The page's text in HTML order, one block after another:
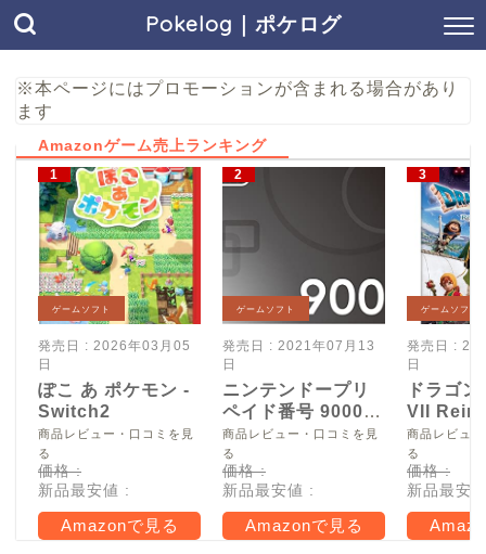
Pokelog｜ポケログ
※本ページにはプロモーションが含まれる場合があり
ます
Amazonゲーム売上ランキング
ゲームソフト
発売日 : 2026年03月05
日
ぽこ あ ポケモン -
Switch2
商品レビュー・口コミを見
る
価格 :
新品最安値 :
Amazonで見る
ゲームソフト
発売日 : 2021年07月13
日
ニンテンドープリ
ペイド番号 9000
円|オンラインコー
ド版
商品レビュー・口コミを見
る
価格 :
新品最安値 :
Amazonで見る
ゲームソフト
発売日 :
日
ドラゴ
VII
Switch2
商品レビュ
る
価格 :
新品最安